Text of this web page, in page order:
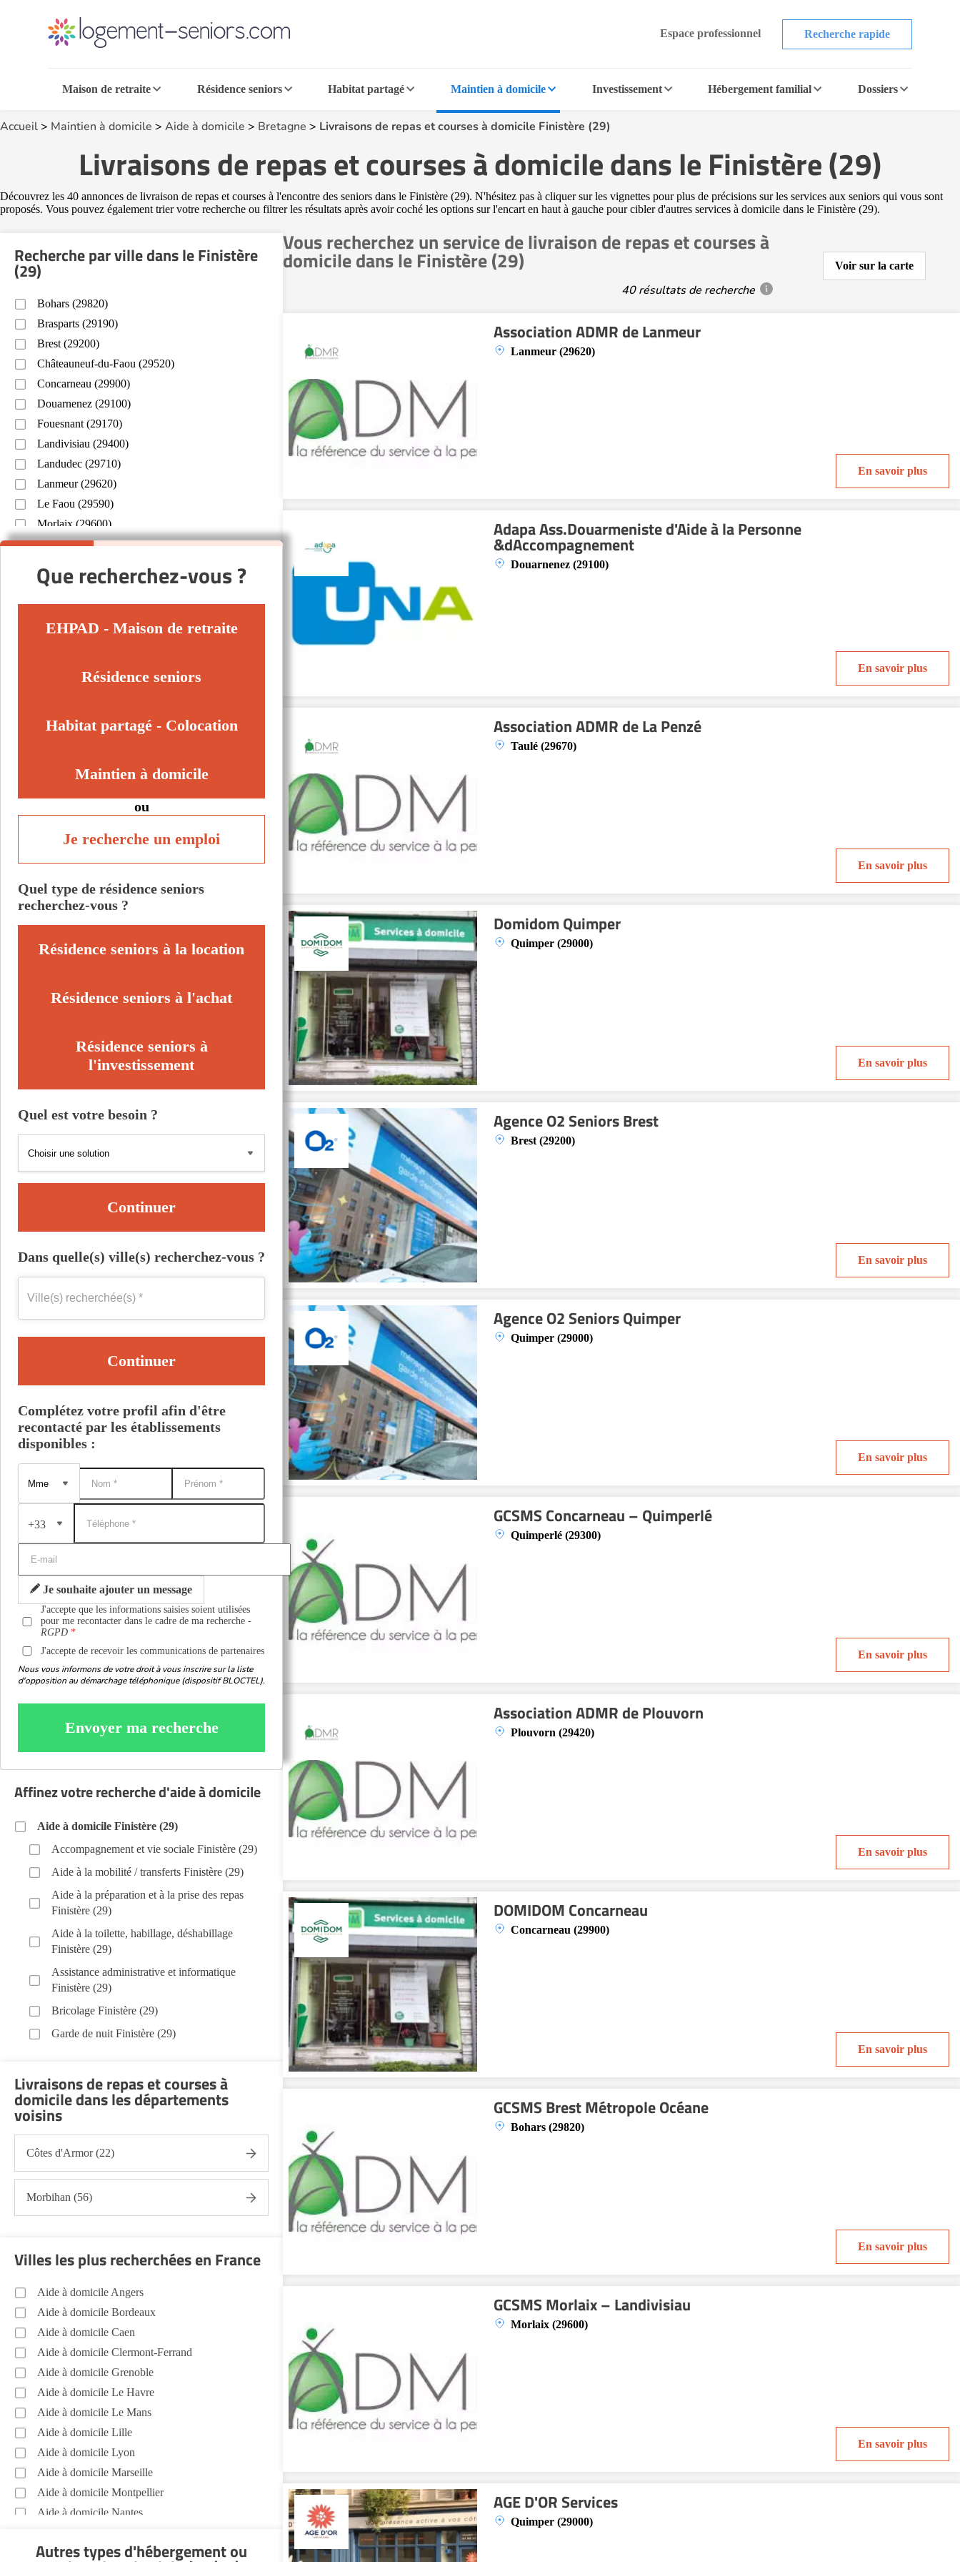
Espace professionnel Recherche rapide
Maison de retraite Résidence seniors Habitat partagé Maintien à domicile Investissement Hébergement familial Dossiers
Accueil> Maintien à domicile > Aide à domicile > Bretagne > Livraisons de repas et courses à domicile Finistère (29)
Livraisons de repas et courses à domicile dans le Finistère (29)
Découvrez les 40 annonces de livraison de repas et courses à l'encontre des seniors dans le Finistère (29). N'hésitez pas à cliquer sur les vignettes pour plus de précisions sur les services aux seniors qui vous sont
proposés. Vous pouvez également trier votre recherche ou filtrer les résultats après avoir coché les options sur l'encart en haut à gauche pour cibler d'autres services à domicile dans le Finistère (29).
Vous recherchez un service de livraison de repas et courses à
domicile dans le Finistère (29)
40 résultats de recherche
Voir sur la carte
Association ADMR de Lanmeur
Lanmeur (29620)
En savoir plus
Adapa Ass.Douarmeniste d'Aide à la Personne
&dAccompagnement
Douarnenez (29100)
En savoir plus
Association ADMR de La Penzé
Taulé (29670)
En savoir plus
Domidom Quimper
Quimper (29000)
En savoir plus
Agence O2 Seniors Brest
Brest (29200)
En savoir plus
Agence O2 Seniors Quimper
Quimper (29000)
En savoir plus
GCSMS Concarneau – Quimperlé
Quimperlé (29300)
En savoir plus
Association ADMR de Plouvorn
Plouvorn (29420)
En savoir plus
DOMIDOM Concarneau
Concarneau (29900)
En savoir plus
GCSMS Brest Métropole Océane
Bohars (29820)
En savoir plus
GCSMS Morlaix – Landivisiau
Morlaix (29600)
En savoir plus
AGE D'OR Services
Quimper (29000)
Recherche par ville dans le Finistère
(29)
Bohars (29820)
Brasparts (29190)
Brest (29200)
Châteauneuf-du-Faou (29520)
Concarneau (29900)
Douarnenez (29100)
Fouesnant (29170)
Landivisiau (29400)
Landudec (29710)
Lanmeur (29620)
Le Faou (29590)
Morlaix (29600)
Pleyber-Christ (29410)
Pont-l'Abbé (29120)
Quimper (29000)
Quimperlé (29300)
Trégarantec (29260)
Que recherchez-vous ?
EHPAD - Maison de retraite
Résidence seniors
Habitat partagé - Colocation
Maintien à domicile
ou
Je recherche un emploi
Quel type de résidence seniors
recherchez-vous ?
Résidence seniors à la location
Résidence seniors à l'achat
Résidence seniors à
l'investissement
Quel est votre besoin ?
Continuer
Dans quelle(s) ville(s) recherchez-vous ?
Continuer
Complétez votre profil afin d'être
recontacté par les établissements
disponibles :
+33
Je souhaite ajouter un message
J'accepte que les informations saisies soient utilisées
pour me recontacter dans le cadre de ma recherche -
RGPD
J'accepte de recevoir les communications de partenaires
Nous vous informons de votre droit à vous inscrire sur la liste
d'opposition au démarchage téléphonique (dispositif BLOCTEL).
Envoyer ma recherche
Affinez votre recherche d'aide à domicile
Aide à domicile Finistère (29)
Accompagnement et vie sociale Finistère (29)
Aide à la mobilité / transferts Finistère (29)
Aide à la préparation et à la prise des repas
Finistère (29)
Aide à la toilette, habillage, déshabillage
Finistère (29)
Assistance administrative et informatique
Finistère (29)
Bricolage Finistère (29)
Garde de nuit Finistère (29)
Jardinage Finistère (29)
Aide aux courses Finistère (29)
Entretien du cadre de vie, ménage, repassage,
Finistère (29)
Soins esthétiques Finistère (29)
Autres aides à domicile Finistère (29)
Voir toutes les aides à domicile dans le Finistère (29)
Livraisons de repas et courses à
domicile dans les départements
voisins
Côtes d'Armor (22)
Morbihan (56)
Villes les plus recherchées en France
Aide à domicile Angers
Aide à domicile Bordeaux
Aide à domicile Caen
Aide à domicile Clermont-Ferrand
Aide à domicile Grenoble
Aide à domicile Le Havre
Aide à domicile Le Mans
Aide à domicile Lille
Aide à domicile Lyon
Aide à domicile Marseille
Aide à domicile Montpellier
Aide à domicile Nantes
Aide à domicile Nîmes
Autres types d'hébergement ou